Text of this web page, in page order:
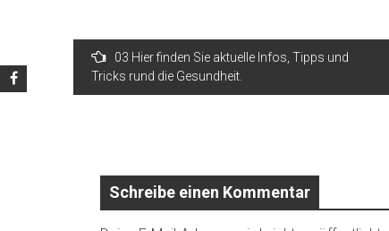
Beitrags-
Navigation
03 Hier finden Sie aktuelle Infos, Tipps und
Tricks rund die Gesundheit.
Schreibe einen Kommentar